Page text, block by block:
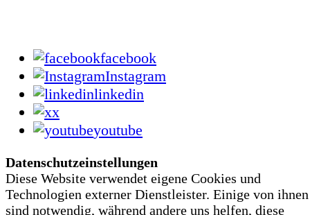
facebook
Instagram
linkedin
x
youtube
Datenschutzeinstellungen
Diese Website verwendet eigene Cookies und
Technologien externer Dienstleister. Einige von ihnen
sind notwendig, während andere uns helfen, diese